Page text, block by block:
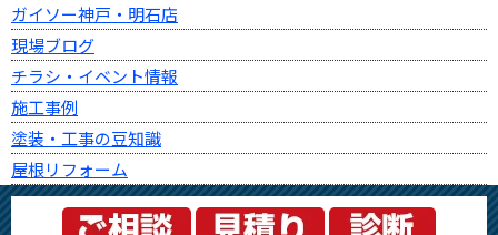
ガイソー神戸・明石店
現場ブログ
チラシ・イベント情報
施工事例
塗装・工事の豆知識
屋根リフォーム